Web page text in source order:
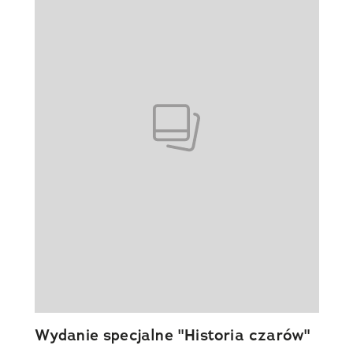
Wydanie specjalne "Historia czarów"